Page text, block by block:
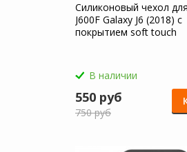
Силиконовый чехол
J600F Galaxy J6 (2018) с
покрытием soft touch
В наличии
550 руб
750 руб